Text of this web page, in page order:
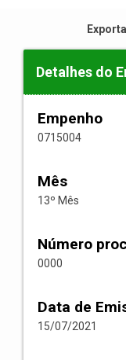
Detalhes do
Empenho
0715004
Mês
13º Mês
Número
0000
Data de
15/07/2021